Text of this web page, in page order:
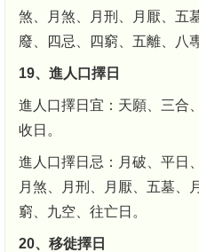
煞、月煞、月刑、月厭、五
廢、四忌、四窮、五離、八
19、進人口擇日
進人口擇日宜：天願、三合
收日。
進人口擇日忌：月破、平日
月煞、月刑、月厭、五墓、
窮、九空、往亡日。
20、移徙擇日